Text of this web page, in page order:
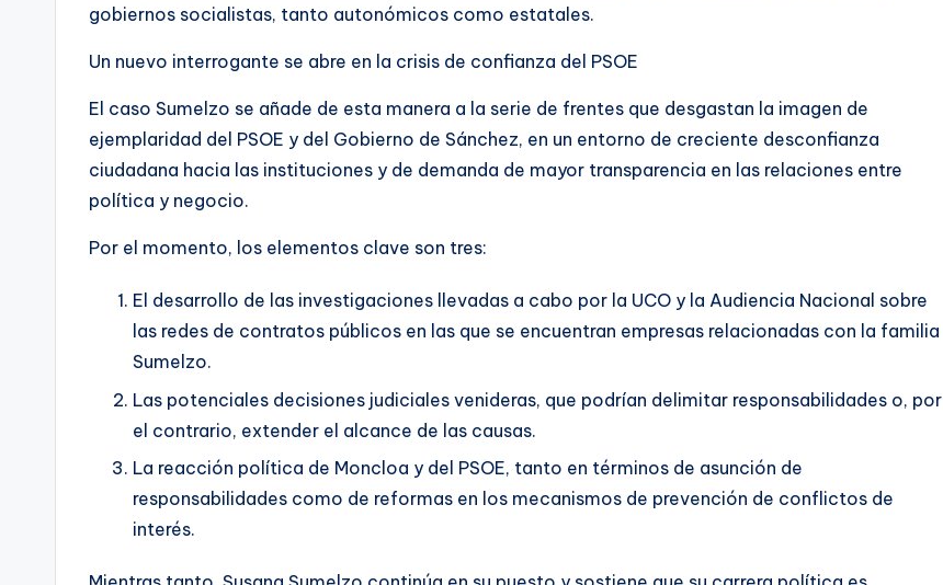
gobiernos socialistas, tanto autonómicos como estatales.
Un nuevo interrogante se abre en la crisis de confianza del PSOE
El caso Sumelzo se añade de esta manera a la serie de frentes que desgastan la imagen de
ejemplaridad del PSOE y del Gobierno de Sánchez, en un entorno de creciente desconfianza
ciudadana hacia las instituciones y de demanda de mayor transparencia en las relaciones entre
política y negocio.
Por el momento, los elementos clave son tres:
El desarrollo de las investigaciones llevadas a cabo por la UCO y la Audiencia Nacional sobre
las redes de contratos públicos en las que se encuentran empresas relacionadas con la familia
Sumelzo.
Las potenciales decisiones judiciales venideras, que podrían delimitar responsabilidades o, por
el contrario, extender el alcance de las causas.
La reacción política de Moncloa y del PSOE, tanto en términos de asunción de
responsabilidades como de reformas en los mecanismos de prevención de conflictos de
interés.